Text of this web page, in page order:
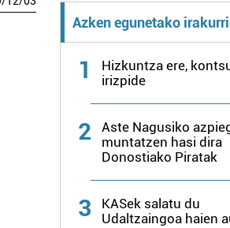
Azken egunetako
1
Hizkuntza ere,
irizpide
2
Aste Nagusiko
muntatzen hasi dira
Donostiako Piratak
3
KASek salatu du
Udaltzaingoa haien